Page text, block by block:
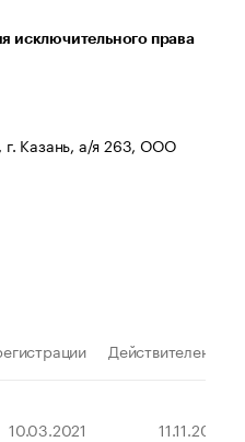
исключительного права
г. Казань, а/я 263, ООО
Действителен до
10.03.2021 11.11.2030